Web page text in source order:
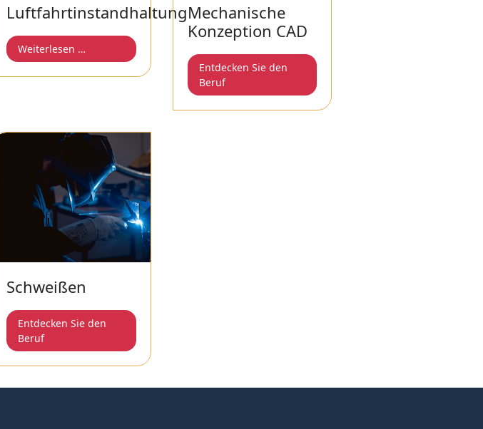
Luftfahrtinstandhaltung
Weiterlesen …
Mechanische
Konzeption CAD
Entdecken Sie den
Beruf
Schweißen
Entdecken Sie den
Beruf